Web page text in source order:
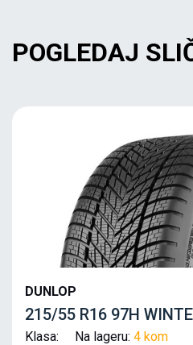
POGLEDAJ
DUNLOP
215/55 R16 97H
Klasa: Na lageru: 4 kom